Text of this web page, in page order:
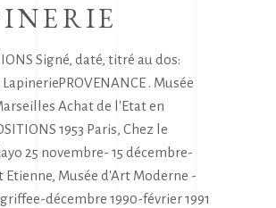
Signé, daté, titré au dos:
. Musée
Achat de l'Etat en
1953 Paris, Chez le
25 novembre- 15 décembre-
Etienne, Musée d'Art Moderne -
décembre 1990-février 1991